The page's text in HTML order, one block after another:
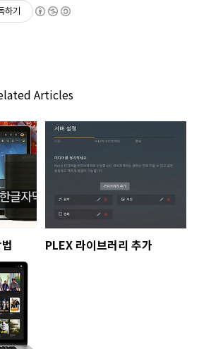
하기
Articles
PLEX 라이브러리 추가